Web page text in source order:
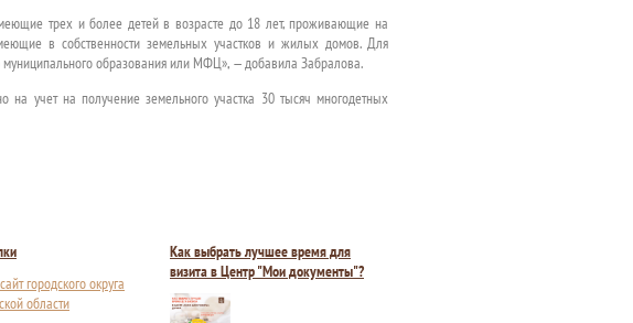
трех и более детей в возрасте до 18 лет, проживающие на
в собственности земельных участков и жилых домов. Для
муниципального образования или МФЦ», — добавила Забралова.
учет на получение земельного участка 30 тысяч многодетных
городского округа
области
Как выбрать лучшее время для
визита в Центр "Мои документы"?